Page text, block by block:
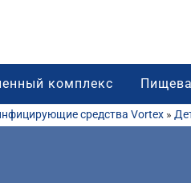
комплекс
средства Vortex »